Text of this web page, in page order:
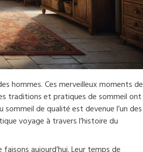
hommes. Ces merveilleux moments de
traditions et pratiques de sommeil ont
de qualité est devenue l’un des
voyage à travers l’histoire du